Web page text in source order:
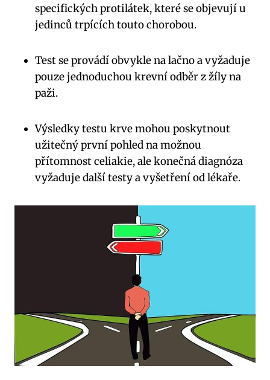
specifických protilátek, které se objevují u
jedinců trpících touto chorobou.
Test se provádí obvykle na lačno a vyžaduje
pouze jednoduchou krevní odběr z žíly na
paži.
Výsledky testu krve mohou poskytnout
užitečný první pohled na možnou
přítomnost celiakie, ale konečná diagnóza
vyžaduje další testy a vyšetření od lékaře.